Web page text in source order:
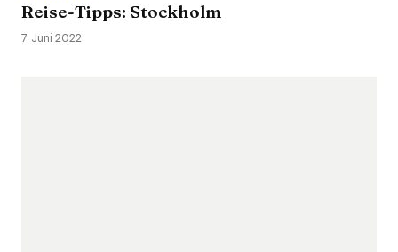
Reise-Tipps: Stockholm
7. Juni 2022